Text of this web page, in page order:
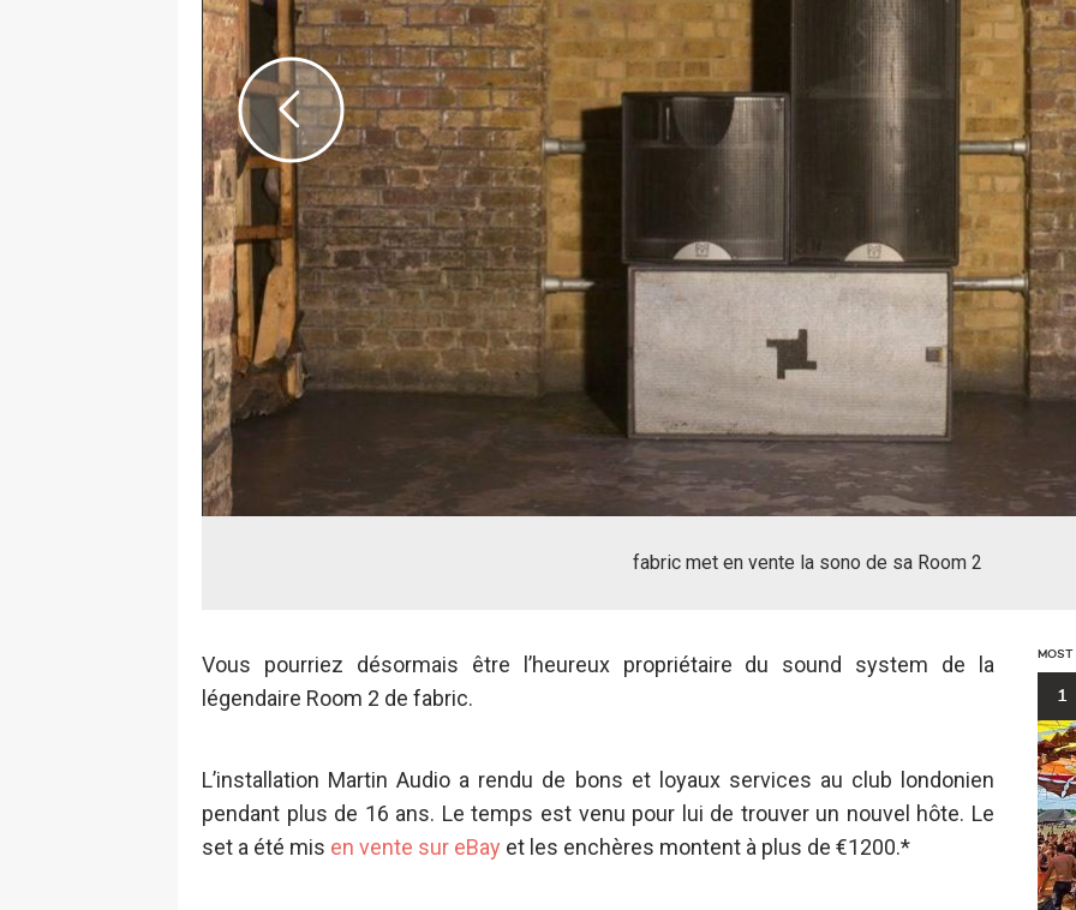
fabric met en vente la sono de sa Room 2
Previous
Vous pourriez désormais être l’heureux propriétaire du sound system de la
légendaire Room 2 de fabric.
L’installation Martin Audio a rendu de bons et loyaux services au club londonien
pendant plus de 16 ans. Le temps est venu pour lui de trouver un nouvel hôte. Le
set a été mis en vente sur eBay et les enchères montent à plus de €1200.*
MOST
1